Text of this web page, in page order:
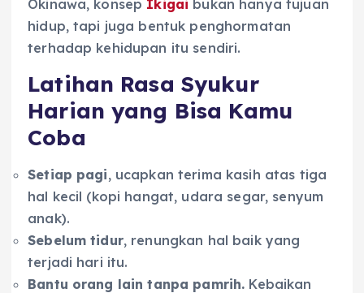
Okinawa, konsep Ikigai bukan hanya tujuan
hidup, tapi juga bentuk penghormatan
terhadap kehidupan itu sendiri.
Latihan Rasa Syukur
Harian yang Bisa Kamu
Coba
Setiap pagi, ucapkan terima kasih atas tiga
hal kecil (kopi hangat, udara segar, senyum
anak).
Sebelum tidur, renungkan hal baik yang
terjadi hari itu.
Bantu orang lain tanpa pamrih. Kebaikan